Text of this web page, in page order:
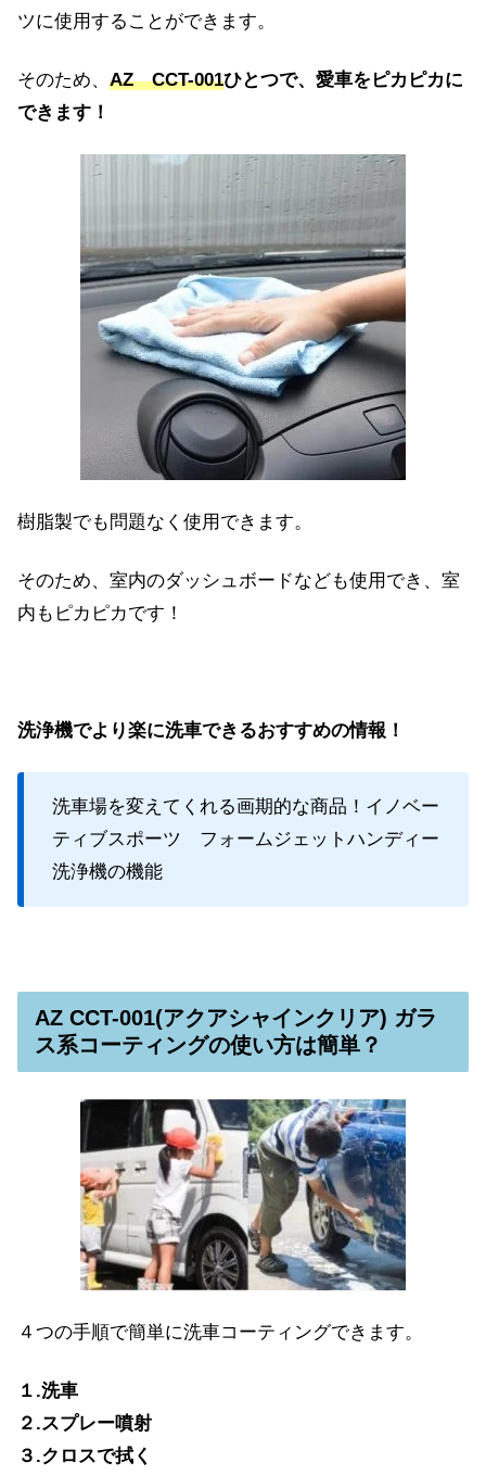
ツに使用することができます。
そのため、 AZ CCT-001ひとつで、愛車をピカピカに
できます！
樹脂製でも問題なく使用できます。
そのため、室内のダッシュボードなども使用でき、室
内もピカピカです！
洗浄機でより楽に洗車できるおすすめの情報！
洗車場を変えてくれる画期的な商品！イノベー
ティブスポーツ フォームジェットハンディー
洗浄機の機能
AZ CCT-001(アクアシャインクリア) ガラ
ス系コーティングの使い方は簡単？
４つの手順で簡単に洗車コーティングできます。
１.洗車
２.スプレー噴射
３.クロスで拭く